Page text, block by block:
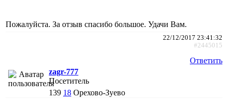
Пожалуйста. За отзыв спасибо большое. Удачи Вам.
22/12/2017 23:41:32
#2445015
Ответить
zagr-777
Посетитель
139 18 Орехово-Зуево